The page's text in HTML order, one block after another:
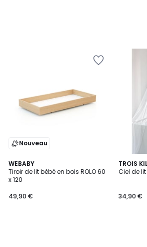
Nouveau
WEBABY
Tiroir de lit bébé en bois ROLO 60
x 120
49,90 €
TROIS
Ciel de
34,90 €